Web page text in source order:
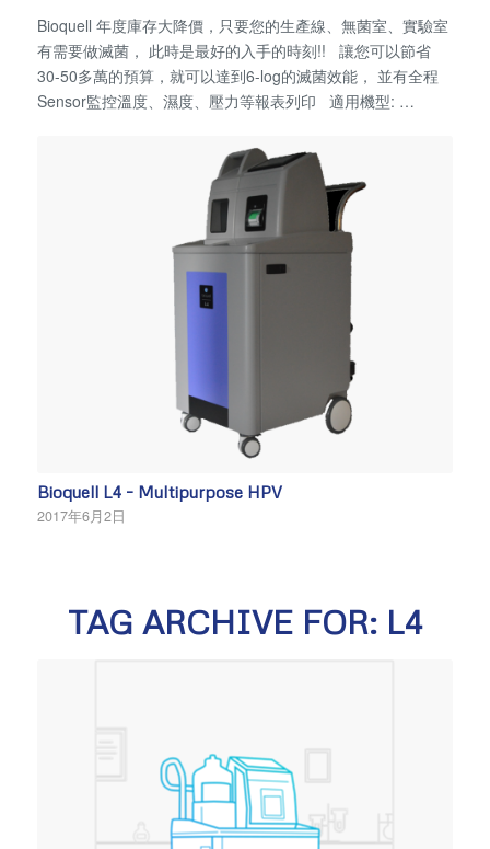
Bioquell 年度庫存大降價，只要您的生產線、無菌室、實驗室
有需要做滅菌， 此時是最好的入手的時刻!! 讓您可以節省
30-50多萬的預算，就可以達到6-log的滅菌效能， 並有全程
Sensor監控溫度、濕度、壓力等報表列印 適用機型: …
Bioquell L4 – Multipurpose HPV
2017年6月2日
TAG ARCHIVE FOR: L4